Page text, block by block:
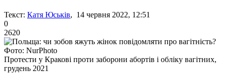
Текст: Катя Юськів, 14 червня 2022, 12:51
0
2620
Фото: NurPhoto
Протести у Кракові проти заборони абортів і обліку вагітних,
грудень 2021